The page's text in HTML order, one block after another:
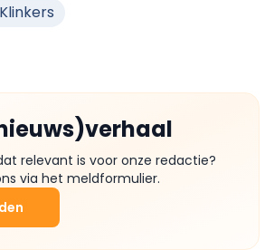
relevant is voor onze redactie?
via het meldformulier.